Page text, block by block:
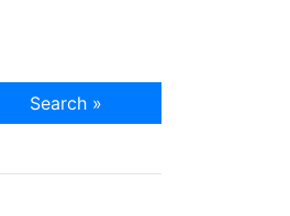
Search »